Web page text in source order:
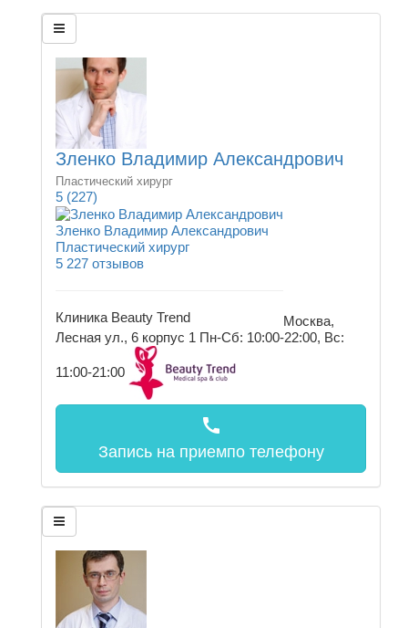
Зленко Владимир Александрович
Пластический хирург
5 (227)
Зленко Владимир Александрович
Пластический хирург
5 227 отзывов
Клиника Beauty Trend
Москва,
Лесная ул., 6 корпус 1 Пн-Сб: 10:00-22:00, Вс:
11:00-21:00
call
Запись на приемпо телефону